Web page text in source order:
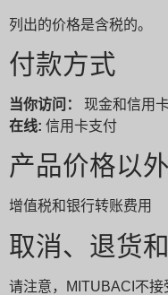
列出的价格是含税的。
付款方式
当你访问： 现金和信用
在线: 信用卡支付
产品价格以
增值税和银行转账费用
取消、退货
请注意，MITUBACI不接